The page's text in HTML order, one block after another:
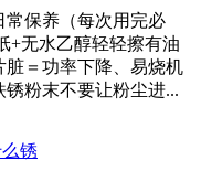
常保养（每次用完必
+无水乙醇轻轻擦有油
＝功率下降、易烧机
粉末不要让粉尘进...